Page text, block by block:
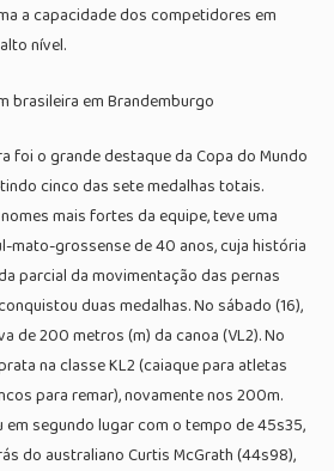
a capacidade dos competidores em
nível.
brasileira em Brandemburgo
foi o grande destaque da Copa do Mundo
cinco das sete medalhas totais.
mais fortes da equipe, teve uma
mato-grossense de 40 anos, cuja história
parcial da movimentação das pernas
duas medalhas. No sábado (16),
de 200 metros (m) da canoa (VL2). No
na classe KL2 (caiaque para atletas
para remar), novamente nos 200m.
segundo lugar com o tempo de 45s35,
do australiano Curtis McGrath (44s98),